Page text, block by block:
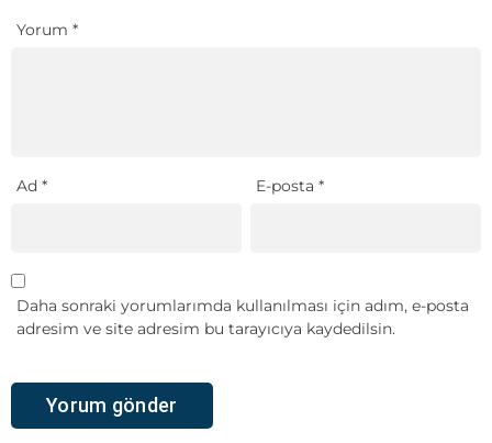
Yorum *
Ad * E-posta*
Daha sonraki yorumlarımda kullanılması için adım, e-posta
adresim ve site adresim bu tarayıcıya kaydedilsin.